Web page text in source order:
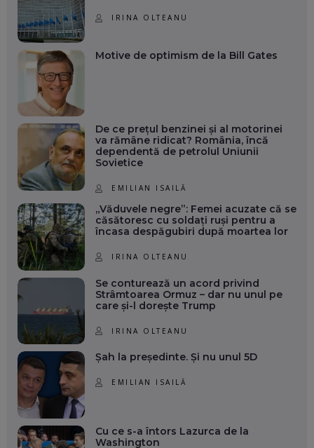
IRINA OLTEANU
Motive de optimism de la Bill Gates
De ce prețul benzinei și al motorinei
va rămâne ridicat? România, încă
dependentă de petrolul Uniunii
Sovietice
EMILIAN ISAILĂ
„Văduvele negre”: Femei acuzate că se
căsătoresc cu soldați ruși pentru a
încasa despăgubiri după moartea lor
IRINA OLTEANU
Se conturează un acord privind
Strâmtoarea Ormuz – dar nu unul pe
care și-l dorește Trump
IRINA OLTEANU
Șah la președinte. Și nu unul 5D
EMILIAN ISAILĂ
Cu ce s-a întors Lazurca de la
Washington